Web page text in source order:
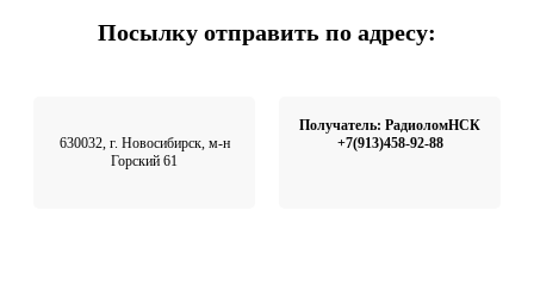
Посылку отправить по адресу:
630032, г. Новосибирск, м-н
Горский 61
Получатель: РадиоломНСК
+7(913)458-92-88